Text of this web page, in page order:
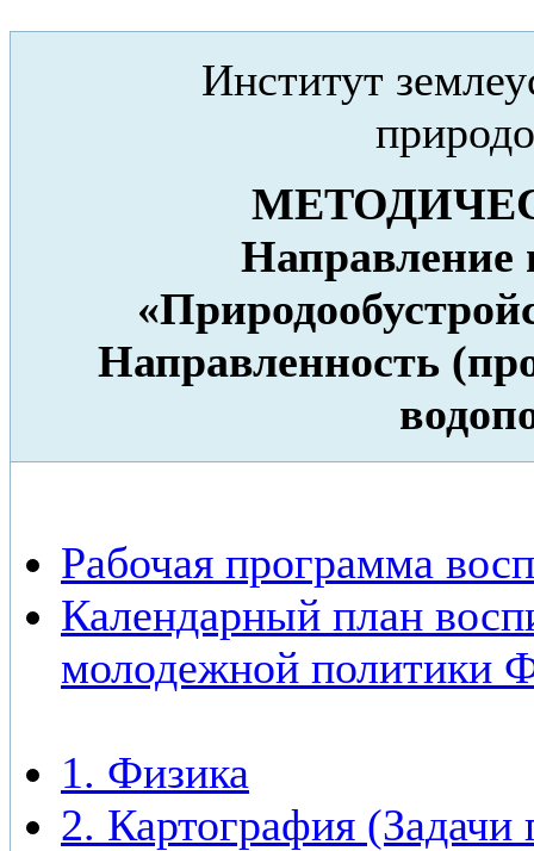
Институт
Направление
Направленность
Рабочая программа
Календарный план
молодежной
1. Физика
2. Картография (Задачи